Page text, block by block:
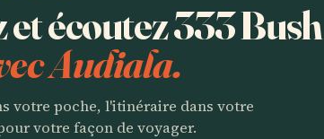
écoutez 333 Bush
Audiala.
votre poche, l'itinéraire dans votre
votre façon de voyager.